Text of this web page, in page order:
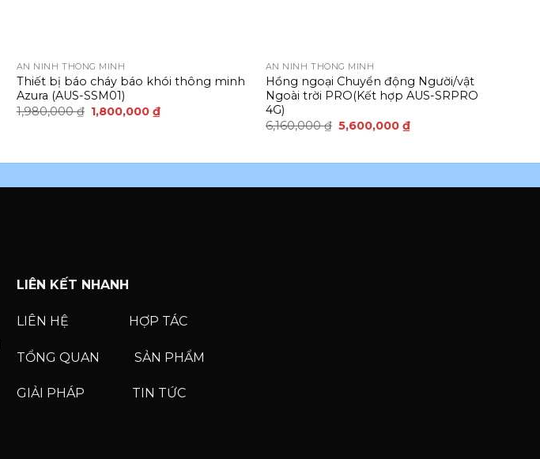
AN NINH THÔNG MINH
Thiết bị báo cháy báo khói thông minh
Azura (AUS-SSM01)
1,980,000₫ 1,800,000₫
AN NINH THÔNG MINH
Hồng ngoại Chuyển động Người/vật
Ngoài trời PRO(Kết hợp AUS-SRPRO
4G)
6,160,000₫ 5,600,000₫
LIÊN KẾT NHANH
LIÊN HỆ HỢP TÁC
TỔNG QUAN SẢN PHẨM
GIẢI PHÁP TIN TỨC